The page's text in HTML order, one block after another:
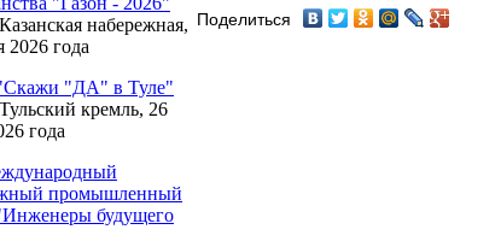
набережная,
2026 года
"ДА" в Туле"
кремль, 26
года
промышленный
будущего
Поделиться